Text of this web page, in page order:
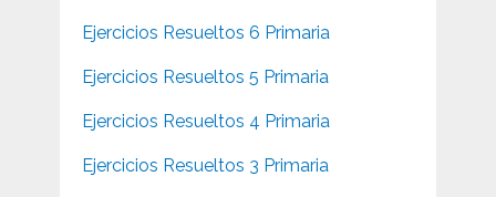
Ejercicios Resueltos 6 Primaria
Ejercicios Resueltos 5 Primaria
Ejercicios Resueltos 4 Primaria
Ejercicios Resueltos 3 Primaria